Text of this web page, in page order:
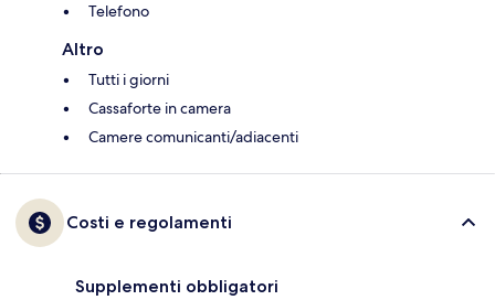
Telefono
Altro
Tutti i giorni
Cassaforte in camera
Camere comunicanti/adiacenti
Costi e regolamenti
Supplementi obbligatori